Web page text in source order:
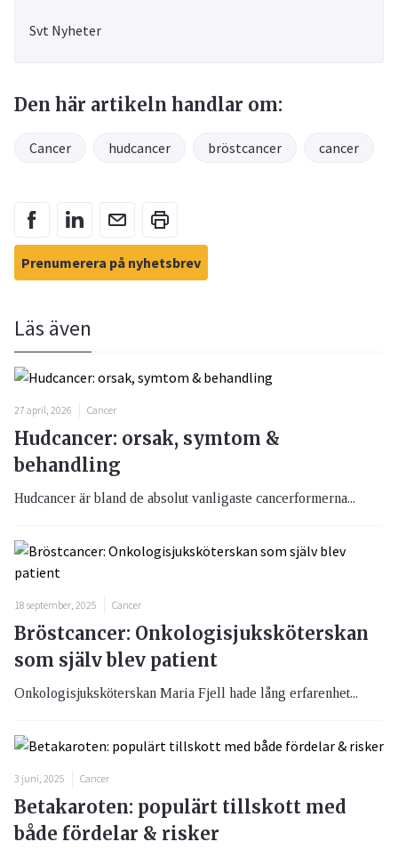
Svt Nyheter
Den här artikeln handlar om:
Cancer hudcancer bröstcancer cancer
Prenumerera på nyhetsbrev
Läs även
27 april, 2026 Cancer
Hudcancer: orsak, symtom &
behandling
Hudcancer är bland de absolut vanligaste cancerformerna...
18 september, 2025 Cancer
Bröstcancer: Onkologisjuksköterskan
som själv blev patient
Onkologisjuksköterskan Maria Fjell hade lång erfarenhet...
3 juni, 2025 Cancer
Betakaroten: populärt tillskott med
både fördelar & risker